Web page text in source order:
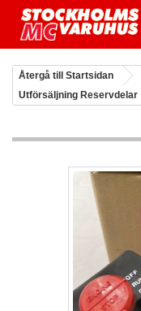
Återgå till Startsidan
Utförsäljning Reservdelar